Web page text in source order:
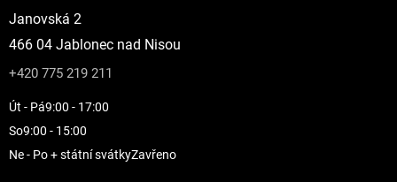
Janovská 2
466 04 Jablonec nad Nisou
+420 775 219 211
Út - Pá9:00 - 17:00
So9:00 - 15:00
Ne - Po + státní svátkyZavřeno